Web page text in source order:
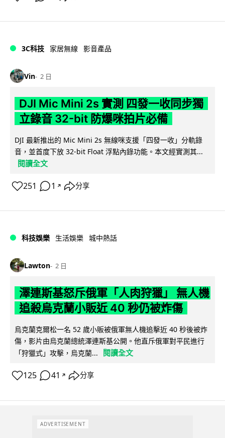
3C科技 家居無線 影音產品
Vin 2 日
DJI Mic Mini 2s 實測 四發一收同步獨
立錄音 32-bit 防爆咪拍片必備
DJI 最新推出的 Mic Mini 2s 無線咪支援「四發一收」分軌錄
音，並首度下放 32-bit Float 浮點內錄功能。本文經實測其...
閱讀全文
251 1 ↗ 分享
科技娛樂 生活娛樂 城中熱話
Lawton 2 日
澤連斯基怒斥俄軍「人肉狩獵」 無人機
追殺烏克蘭小販近 40 秒仍被炸傷
烏克蘭克爾松一名 52 歲小販被俄軍無人機追擊近 40 秒後被炸
傷，影片由烏克蘭總統澤連斯基公開。他直斥俄軍對平民進行
「狩獵式」攻擊，烏克蘭...
閱讀全文
125 41 ↗ 分享
ADVERTISEMENT